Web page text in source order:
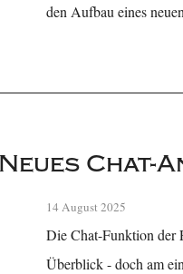
den Aufbau eines
Neues Chat-
14 August 2025
Die Chat-Funktion der
Überblick - doch am